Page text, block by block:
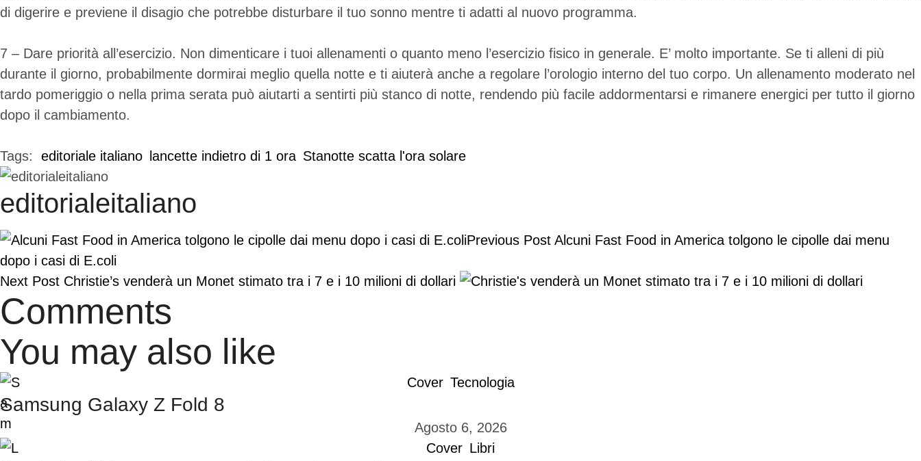
di digerire e previene il disagio che potrebbe disturbare il tuo sonno mentre ti adatti al nuovo programma.
7 – Dare priorità all’esercizio. Non dimenticare i tuoi allenamenti o quanto meno l’esercizio fisico in generale. E’ molto importante. Se ti alleni di più
durante il giorno, probabilmente dormirai meglio quella notte e ti aiuterà anche a regolare l’orologio interno del tuo corpo. Un allenamento moderato nel
tardo pomeriggio o nella prima serata può aiutarti a sentirti più stanco di notte, rendendo più facile addormentarsi e rimanere energici per tutto il giorno
dopo il cambiamento.
Tags: editoriale italiano lancette indietro di 1 ora Stanotte scatta l'ora solare
editorialeitaliano
Previous Post Alcuni Fast Food in America tolgono le cipolle dai menu
dopo i casi di E.coli
Next Post Christie’s venderà un Monet stimato tra i 7 e i 10 milioni di dollari
Comments
You may also like
Cover Tecnologia
Samsung Galaxy Z Fold 8
Agosto 6, 2026
Cover Libri